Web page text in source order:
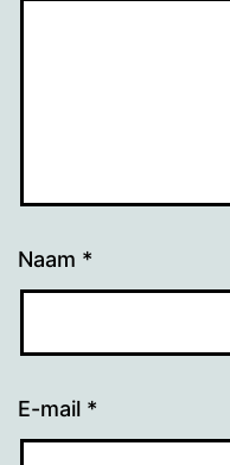
Naam *
E-mail *